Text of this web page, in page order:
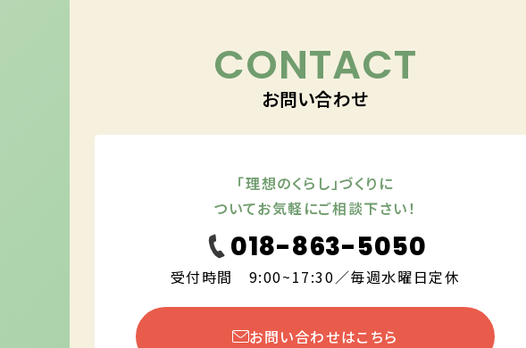
CONTACT
お問い合わせ
「理想のくらし」づくりに
ついてお気軽にご相談下さい！
018-863-5050
受付時間 9:00~17:30／毎週水曜日定休
お問い合わせはこちら